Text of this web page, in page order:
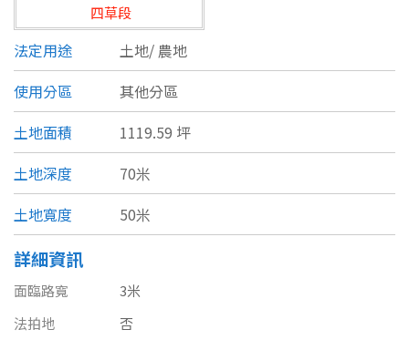
宜蘭縣
桃園市
新竹市
新竹縣
苗栗縣
台中市
彰化縣
南投縣
類型(可複選)
不拘 公寓 電梯大樓 套房
別墅 透天厝 樓中樓 華廈
農舍 辦公 店面 工廠
四草段
法定用途 土地/ 農地
使用分區
其他分區
土地面積
1119.59 坪
土地深度
70米
土地寬度
50米
詳細資訊
面臨路寬
3米
法拍地
否